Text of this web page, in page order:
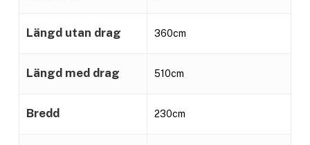
Längd utan drag 360cm
Längd med drag 510cm
Bredd 230cm